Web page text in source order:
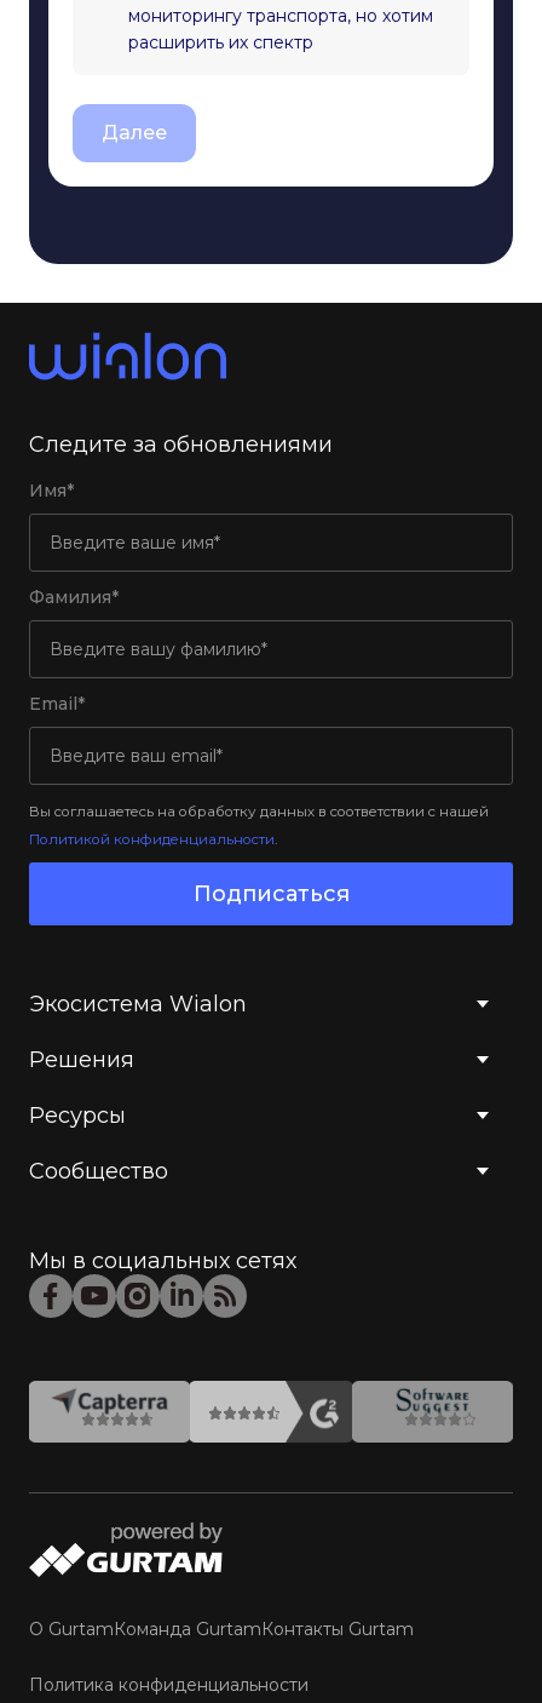
мониторингу транспорта, но хотим
расширить их спектр
Далее
Следите за обновлениями
Имя*
Фамилия*
Email*
Вы соглашаетесь на обработку данных в соответствии с нашей
Политикой конфиденциальности
Подписаться
Экосистема Wialon
Решения
Ресурсы
Сообщество
Мы в социальных сетях
О GurtamКоманда GurtamКонтакты Gurtam
Политика конфиденциальности